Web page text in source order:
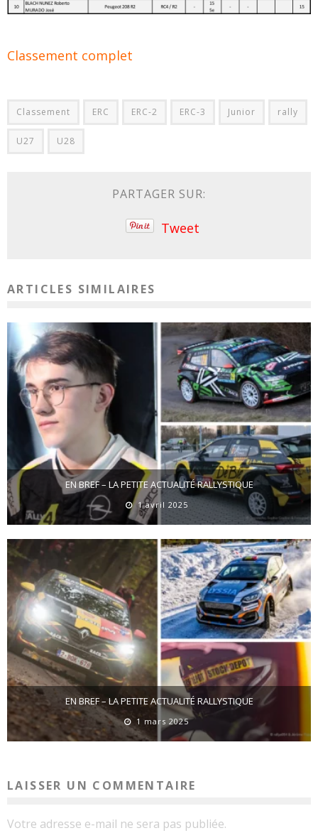
Classement complet
Classement ERC ERC-2 ERC-3 Junior rally
U27 U28
PARTAGER SUR:
Tweet
ARTICLES SIMILAIRES
EN BREF – LA PETITE ACTUALITÉ RALLYSTIQUE
1 avril 2025
EN BREF – LA PETITE ACTUALITÉ RALLYSTIQUE
1 mars 2025
LAISSER UN COMMENTAIRE
Votre adresse e-mail ne sera pas publiée.